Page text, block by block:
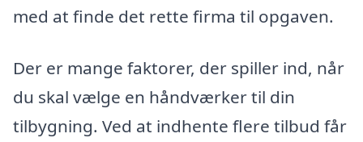
med at finde det rette firma til opgaven.
Der er mange faktorer, der spiller ind, når
du skal vælge en håndværker til din
tilbygning. Ved at indhente flere tilbud får